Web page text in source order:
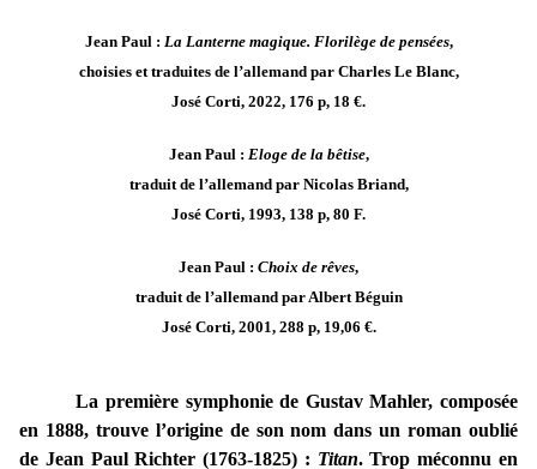
Jean Paul : La Lanterne magique. Florilège de pensées,
choisies et traduites de l’allemand par Charles Le Blanc,
José Corti, 2022, 176 p, 18 €.
Jean Paul : Eloge de la bêtise,
traduit de l’allemand par Nicolas Briand,
José Corti, 1993, 138 p, 80 F.
Jean Paul : Choix de rêves,
traduit de l’allemand par Albert Béguin
José Corti, 2001, 288 p, 19,06 €.
La première symphonie de Gustav Mahler, composée
en 1888, trouve l’origine de son nom dans un roman oublié
de Jean Paul Richter (1763-1825) : Titan. Trop méconnu en